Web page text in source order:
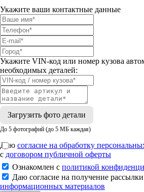
Укажите ваши контактные данные
Укажите VIN-код или номер кузова
необходимых деталей:
Загрузить фото детали
До 5 фотографий (до 5 МБ каждая)
Даю согласие на обработку
с договором публичной оферты
Ознакомлен с политикой
Даю согласие на получение рассылки
информационных материалов